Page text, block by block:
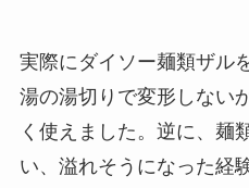
実際にダイソー麺類ザル
湯の湯切りで変形しない
く使えました。逆に、麺
い、溢れそうになった経